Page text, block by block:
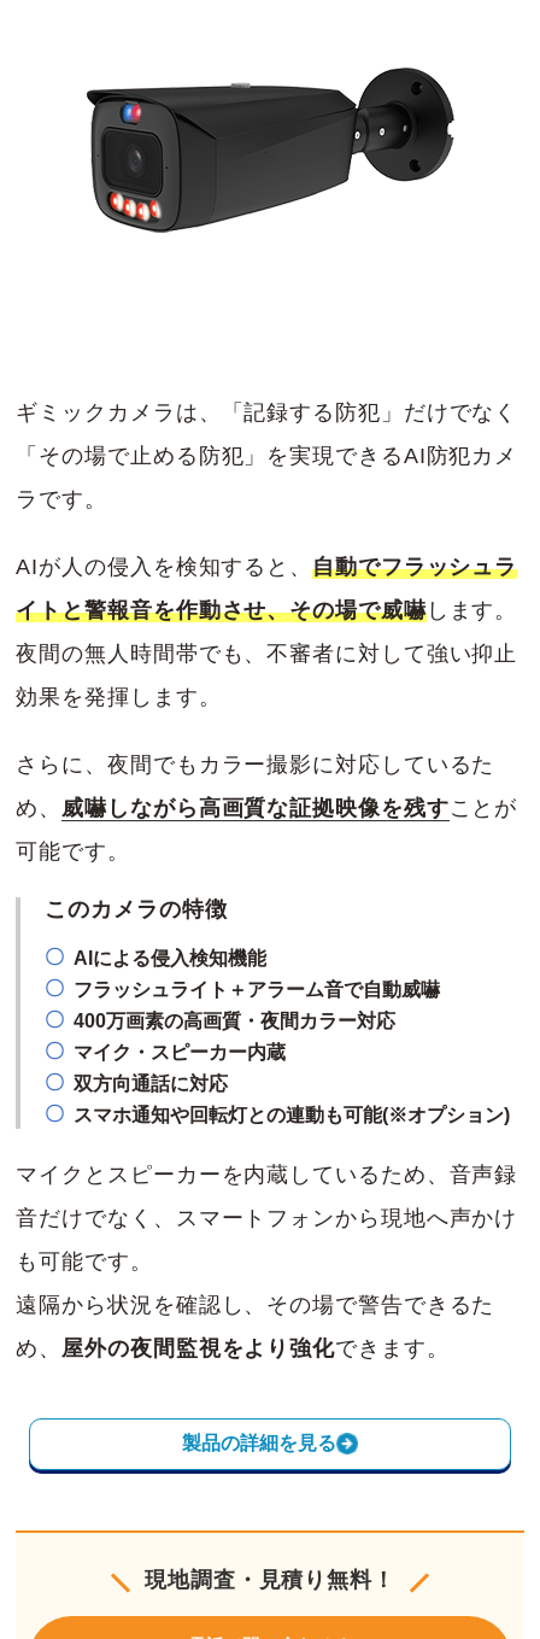
ギミックカメラは、「記録する防犯」だけでなく
「その場で止める防犯」を実現できるAI防犯カメ
ラです。
AIが人の侵入を検知すると、自動でフラッシュラ
イトと警報音を作動させ、その場で威嚇します。
夜間の無人時間帯でも、不審者に対して強い抑止
効果を発揮します。
さらに、夜間でもカラー撮影に対応しているた
め、 威嚇しながら高画質な証拠映像を残すことが
可能です。
このカメラの特徴
AIによる侵入検知機能
フラッシュライト＋アラーム音で自動威嚇
400万画素の高画質・夜間カラー対応
マイク・スピーカー内蔵
双方向通話に対応
スマホ通知や回転灯との連動も可能(※オプション)
マイクとスピーカーを内蔵しているため、音声録
音だけでなく、スマートフォンから現地へ声かけ
も可能です。
遠隔から状況を確認し、その場で警告できるた
め、 屋外の夜間監視をより強化できます。
製品の詳細を見る
現地調査・見積り無料！